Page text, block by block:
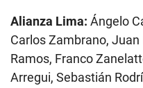
Alianza Lima: Ángelo
Carlos Zambrano,
Ramos, Franco
Arregui, Sebastián